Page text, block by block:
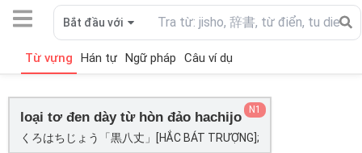
Bắt đầu với
Từ vựng Hán tự Ngữ pháp Câu ví dụ
loại tơ đen dày từ hòn đảo hachijo
くろはちじょう「黒八丈」[HẮC BÁT TRƯỢNG];
N1